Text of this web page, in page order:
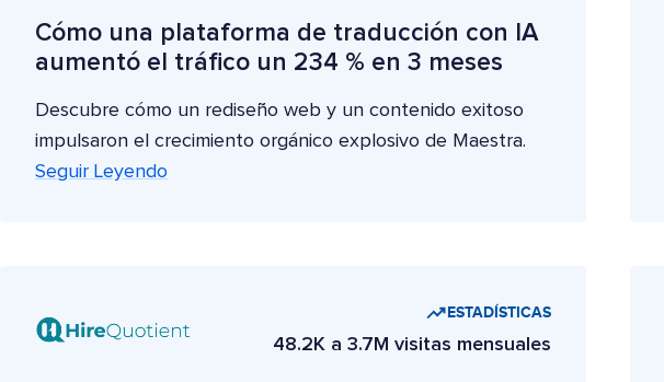
Cómo una plataforma de traducción con IA
aumentó el tráfico un 234 % en 3 meses
Descubre cómo un rediseño web y un contenido exitoso
impulsaron el crecimiento orgánico explosivo de Maestra.
Seguir Leyendo
ESTADÍSTICAS
48.2K a 3.7M visitas mensuales